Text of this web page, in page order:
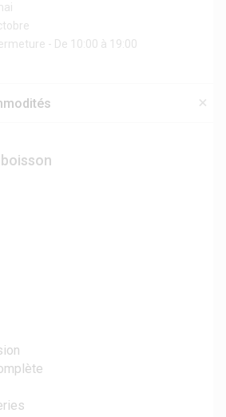
- De 10:00 à 19:00